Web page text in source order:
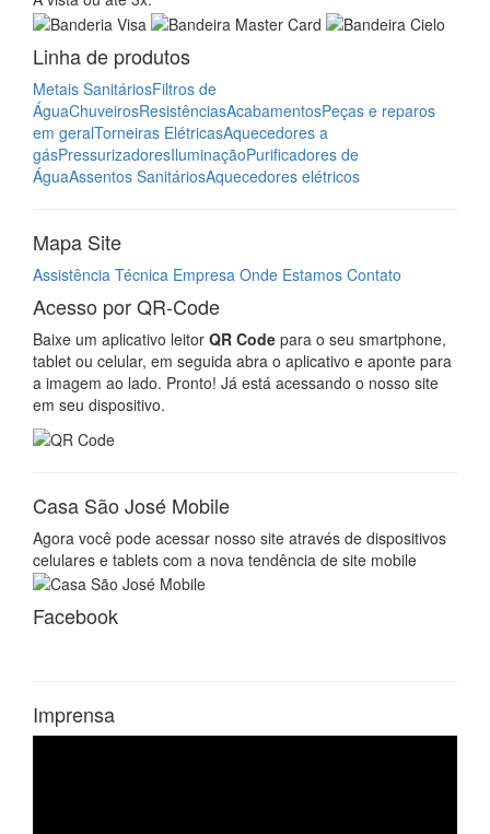
Linha de produtos
Metais SanitáriosFiltros de
ÁguaChuveirosResistênciasAcabamentosPeças e reparos
em geralTorneiras ElétricasAquecedores a
gásPressurizadoresIluminaçãoPurificadores de
ÁguaAssentos SanitáriosAquecedores elétricos
Mapa Site
Assistência Técnica Empresa Onde Estamos Contato
Acesso por QR-Code
Baixe um aplicativo leitor QR Code para o seu smartphone,
tablet ou celular, em seguida abra o aplicativo e aponte para
a imagem ao lado. Pronto! Já está acessando o nosso site
em seu dispositivo.
Casa São José Mobile
Agora você pode acessar nosso site através de dispositivos
celulares e tablets com a nova tendência de site mobile
Facebook
Imprensa